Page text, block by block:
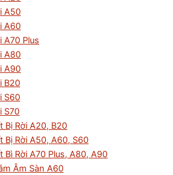
A50
A60
A70 Plus
A80
A90
B20
S60
S70
Bị Rời A20, B20
Bị Rời A50, A60, S60
Bì Rời A70 Plus, A80, A90
Âm Sàn A60